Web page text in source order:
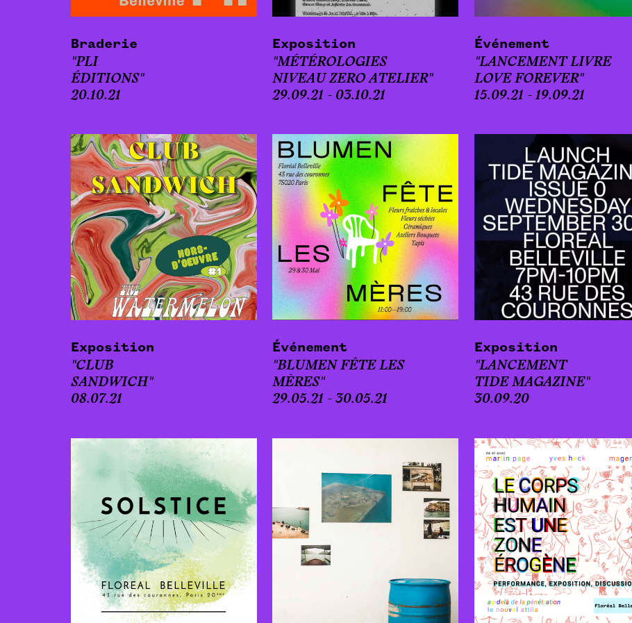
Braderie
"PLI
ÉDITIONS"
20.10.21
Exposition
"MÉTÉROLOGIES
NIVEAU ZERO ATELIER"
29.09.21 - 03.10.21
Événement
"LANCEMENT LIVRE
LOVE FOREVER"
15.09.21 - 19.09.21
Exposition
"CLUB
SANDWICH"
08.07.21
Événement
"BLUMEN FÊTE LES
MÈRES"
29.05.21 - 30.05.21
Exposition
"LANCEMENT
TIDE MAGAZINE"
30.09.20